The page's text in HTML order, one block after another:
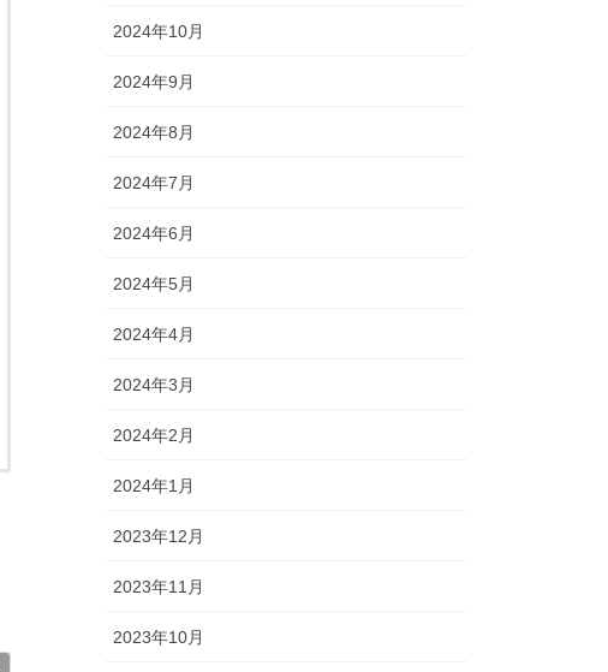
2024年10月
2024年9月
2024年8月
2024年7月
2024年6月
2024年5月
2024年4月
2024年3月
2024年2月
2024年1月
2023年12月
2023年11月
2023年10月